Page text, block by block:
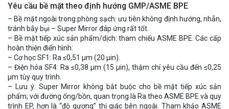
Yêu cầu bề mặt theo định hướng GMP/ASME BPE
– Bề mặt ngoài trong phòng sạch: ưu tiên không định hướng, nhẵn,
tránh bẫy bụi – Super Mirror đáp ứng rất tốt.
– Bề mặt tiếp xúc sản phẩm/dịch: tham chiếu ASME BPE. Các cấp
hoàn thiện điển hình:
– Cơ học SF1: Ra ≤0,51 μm (20 μin).
– Điện hóa SF4: Ra ≤0,38 μm (15 μin), thậm chí yêu cầu đến ≤0,25
μm tùy quy trình.
– Lưu ý: Super Mirror không bắt buộc cho bề mặt tiếp xúc sản
phẩm; với đường ống/bồn, quan trọng là Ra theo ASME BPE và quy
trình EP, hơn là “độ gương” thị giác bên ngoài. Tham khảo ASME